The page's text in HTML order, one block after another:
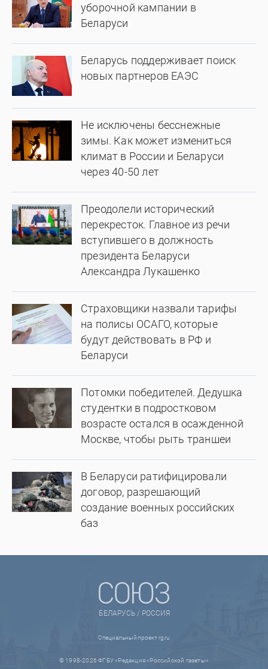
уборочной кампании в
Беларуси
Беларусь поддерживает поиск
новых партнеров ЕАЭС
Не исключены бесснежные
зимы. Как может измениться
климат в России и Беларуси
через 40-50 лет
Преодолели исторический
перекресток. Главное из речи
вступившего в должность
президента Беларуси
Александра Лукашенко
Страховщики назвали тарифы
на полисы ОСАГО, которые
будут действовать в РФ и
Беларуси
Потомки победителей. Дедушка
студентки в подростковом
возрасте остался в осажденной
Москве, чтобы рыть траншеи
В Беларуси ратифицировали
договор, разрешающий
создание военных российских
баз
БЕЛАРУСЬ / РОССИЯ
Специальный проект rg.ru
© 1998-2026 ФГБУ «Редакция «Российской газеты»